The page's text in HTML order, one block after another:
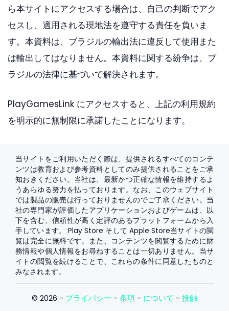
ら本サイトにアクセスする場合は、自己の判断でアク
セスし、適用される現地法を遵守する責任を負いま
す。本資料は、ブラジルの輸出法に違反して使用また
は輸出してはなりません。本資料に関する紛争は、ブ
ラジルの法律に基づいて解決されます。
PlayGamesLink にアクセスすると、上記の利用規約
を明示的に無制限に承諾したことになります。
当サイトをご利用いただく際は、提供されるすべてのコンテ
ンツは教育および参考資料としてのみ提供されることをご承
知おきください。当社は、最新かつ正確な情報を維持するよ
うあらゆる努力を払っております。なお、このウェブサイト
では製品の販売は行っておりませんのでご了承ください。当
社の専門家が評価したアプリケーションおよびゲームは、以
下を含む、信頼性が高く定評のあるプラットフォームから入
手しています。Play Store そしてApple Store当サイトの閲
覧は完全に無料です。また、コンテンツを閲覧するために財
務情報や個人情報をお尋ねすることは一切ありません。当サ
イトの閲覧を続けることで、これらの条件に同意したものと
みなされます。
© 2026 - プライバシー - 条項 - について - 接触